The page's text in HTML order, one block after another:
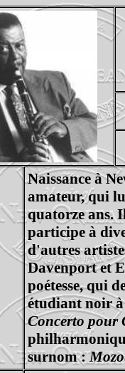
Naissance à
amateur, qui
quatorze ans.
participe à
d'autres
Davenport et
poétesse, qui
étudiant noir à
Concerto pour
surnom :